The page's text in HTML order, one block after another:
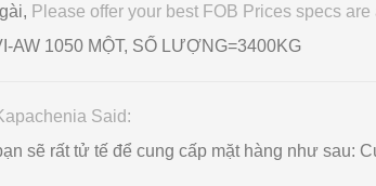
Please offer your best FOB Prices specs
AW 1050 MỘT, SỐ LƯỢNG=3400KG
Said:
sẽ rất tử tế để cung cấp mặt hàng như sau: